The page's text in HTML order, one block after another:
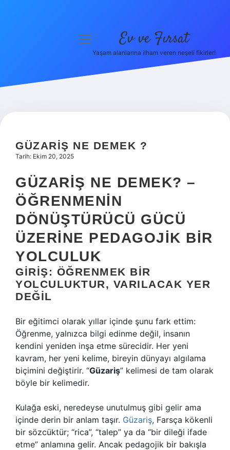
Hakkımızda
menüyü
Ev ve Fırsat
Yaşam alanlarına ilham veren neşeli fikirler!
GÜZARIŞ NE DEMEK ?
Tarih: Ekim 20, 2025
GÜZARIŞ NE DEMEK? –
ÖĞRENMENIN
DÖNÜŞTÜRÜCÜ GÜCÜ
ÜZERINE PEDAGOJIK BIR
YOLCULUK
GIRIŞ: ÖĞRENMEK BIR
YOLCULUKTUR, VARILACAK YER
DEĞIL
Bir eğitimci olarak yıllar içinde şunu fark ettim:
Öğrenme, yalnızca bilgi edinme değil, insanın
kendini yeniden inşa etme sürecidir. Her yeni
kavram, her yeni kelime, bireyin dünyayı algılama
biçimini değiştirir. “Güzariş” kelimesi de tam olarak
böyle bir kelimedir.
Kulağa eski, neredeyse unutulmuş gibi gelir ama
içinde derin bir anlam taşır. Güzariş, Farsça kökenli
bir sözcüktür; “rica”, “talep” ya da “bir dileği ifade
etme” anlamına gelir. Ancak pedagojik bir bakışla